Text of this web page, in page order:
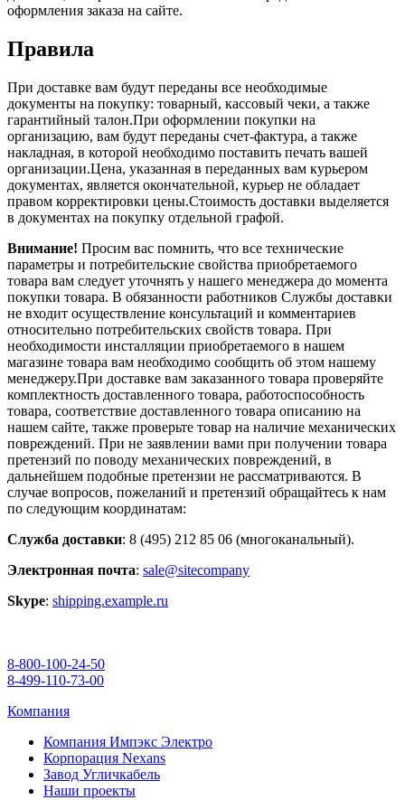
оформления заказа на сайте.
Правила
При доставке вам будут переданы все необходимые
документы на покупку: товарный, кассовый чеки, а также
гарантийный талон.При оформлении покупки на
организацию, вам будут переданы счет-фактура, а также
накладная, в которой необходимо поставить печать вашей
организации.Цена, указанная в переданных вам курьером
документах, является окончательной, курьер не обладает
правом корректировки цены.Стоимость доставки выделяется
в документах на покупку отдельной графой.
Внимание! Просим вас помнить, что все технические
параметры и потребительские свойства приобретаемого
товара вам следует уточнять у нашего менеджера до момента
покупки товара. В обязанности работников Службы доставки
не входит осуществление консультаций и комментариев
относительно потребительских свойств товара. При
необходимости инсталляции приобретаемого в нашем
магазине товара вам необходимо сообщить об этом нашему
менеджеру.При доставке вам заказанного товара проверяйте
комплектность доставленного товара, работоспособность
товара, соответствие доставленного товара описанию на
нашем сайте, также проверьте товар на наличие механических
повреждений. При не заявлении вами при получении товара
претензий по поводу механических повреждений, в
дальнейшем подобные претензии не рассматриваются. В
случае вопросов, пожеланий и претензий обращайтесь к нам
по следующим координатам:
Служба доставки: 8 (495) 212 85 06 (многоканальный).
Электронная почта: sale@sitecompany
Skype: shipping.example.ru
8-800-100-24-50
8-499-110-73-00
Компания
Компания Импэкс Электро
Корпорация Nexans
Завод Угличкабель
Наши проекты